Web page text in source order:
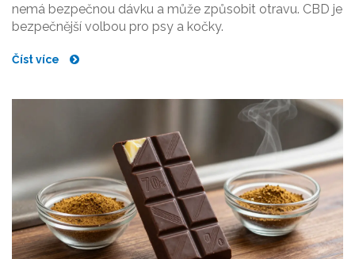
nemá bezpečnou dávku a může způsobit otravu. CBD je
bezpečnější volbou pro psy a kočky.
Číst více